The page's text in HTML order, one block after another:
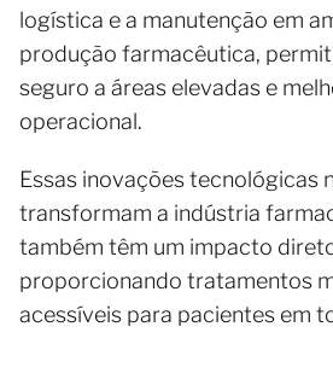
logística e a manutenção em
produção farmacêutica,
seguro a áreas elevadas e
operacional.
Essas inovações tecnológicas
transformam a indústria
também têm um impacto
proporcionando tratamentos
acessíveis para pacientes em